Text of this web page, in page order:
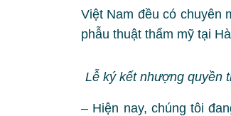
Việt Nam đều có chuyên
phẫu thuật thẩm mỹ tại
Lễ ký kết nhượng quyền
– Hiện nay, chúng tôi